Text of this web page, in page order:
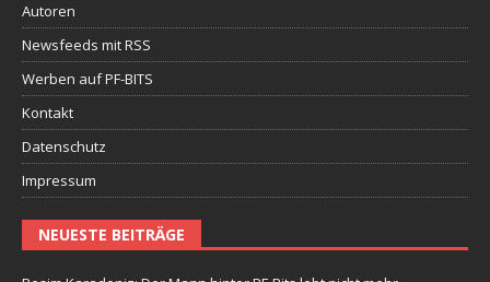
Autoren
Newsfeeds mit RSS
Werben auf PF-BITS
Kontakt
Datenschutz
Impressum
NEUESTE BEITRÄGE